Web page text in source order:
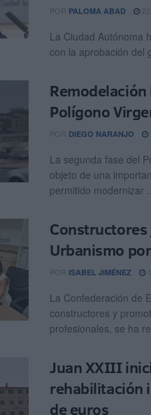
POR PALOMA ABAD
La Ciudad Autónoma
con la aprobación del
Polígono
POR DIEGO NARANJO
La segunda fase del
objeto de una
permitido modernizar
Urbanismo
POR ISABEL JIMÉNEZ
La Confederación de
constructores y
profesionales, se ha
Juan XXIII
rehabilitación
de euros